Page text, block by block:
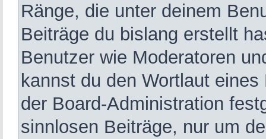
Ränge, die unter deinem
Beiträge du bislang erstellt
Benutzer wie Moderatoren
kannst du den Wortlaut
der Board-Administration
sinnlosen Beiträge, nur um